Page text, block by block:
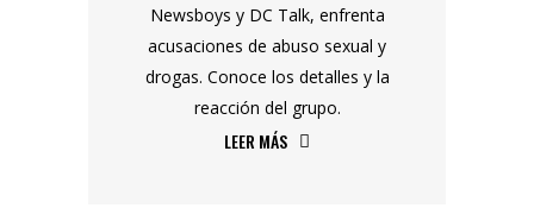
Newsboys y DC Talk, enfrenta
acusaciones de abuso sexual y
drogas. Conoce los detalles y la
reacción del grupo.
LEER MÁS